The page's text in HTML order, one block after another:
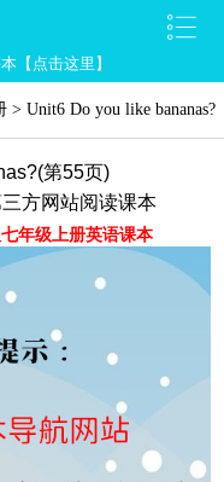
【点击这里】
> Unit6 Do you like bananas?
第55页)
方网站阅读课本
年级上册英语课本